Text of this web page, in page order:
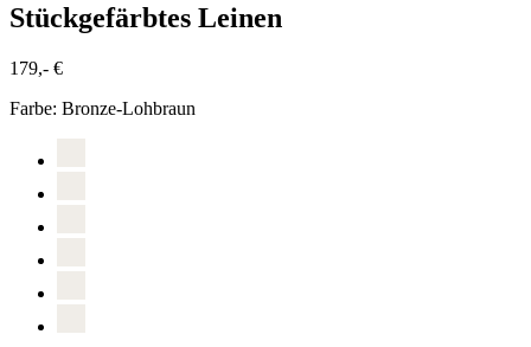
Stückgefärbtes Leinen
179,- €
Farbe: Bronze-Lohbraun